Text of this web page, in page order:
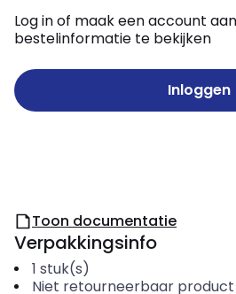
Log in of maak een account
bestelinformatie te bekijken
Inloggen
Toon documentatie
Verpakkingsinfo
1 stuk(s)
Niet retourneerbaar product